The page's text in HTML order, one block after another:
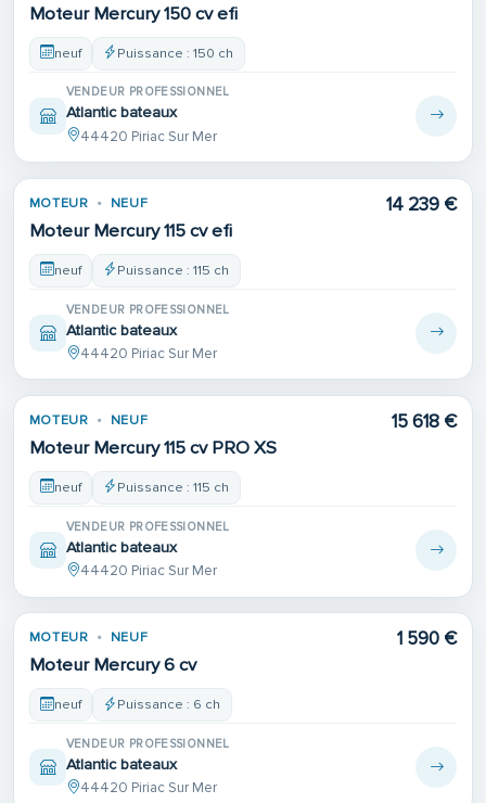
Moteur Mercury 150 cv efi
neuf Puissance : 150 ch
VENDEUR PROFESSIONNEL
Atlantic bateaux
44420 Piriac Sur Mer
MOTEUR NEUF
Moteur Mercury 115 cv efi
14 239 €
neuf Puissance : 115 ch
VENDEUR PROFESSIONNEL
Atlantic bateaux
44420 Piriac Sur Mer
MOTEUR NEUF
Moteur Mercury 115 cv PRO XS
15 618 €
neuf Puissance : 115 ch
VENDEUR PROFESSIONNEL
Atlantic bateaux
44420 Piriac Sur Mer
MOTEUR NEUF
Moteur Mercury 6 cv
1 590 €
neuf Puissance : 6 ch
VENDEUR PROFESSIONNEL
Atlantic bateaux
44420 Piriac Sur Mer